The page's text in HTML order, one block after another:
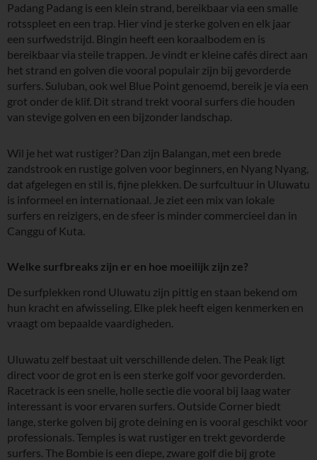
Padang Padang is een klein strand, bereikbaar via een smalle
rotsspleet en een trap. Hier vind je sterke golven en elk jaar
een surfwedstrijd. Bingin heeft een koraalbodem en is
bereikbaar via steile trappen. Je vindt er kleine cafés direct aan
het strand en golven die vooral populair zijn bij gevorderde
surfers. Suluban, ook wel Blue Point genoemd, bereik je via een
grot onder de klif. Dit strand trekt vooral surfers die houden
van stevige golven en een bijzonder landschap.
Wil je het wat rustiger? Dan zijn Balangan, met een brede
zandstrook en rustige golven voor beginners, en Nyang Nyang,
dat afgelegen en stil is, fijne plekken. De surfcultuur in Uluwatu
is informeel en internationaal. Je ziet een mix van lokale
surfers en reizigers, en de sfeer is minder commercieel dan in
Canggu of Kuta.
Welke surfbreaks zijn er en hoe moeilijk zijn ze?
De surfplekken rond Uluwatu zijn pittig en staan bekend om
hun kracht en afwisseling. Elke plek heeft eigen kenmerken en
vraagt om bepaalde vaardigheden.
Uluwatu zelf bestaat uit verschillende delen. The Peak ligt
direct voor de grot en is een sterke golf voor gevorderden.
Racetrack is een snelle, holle sectie die vooral bij laag water
interessant is voor ervaren surfers. Outside Corner biedt
lange, sterke golven bij grote deining en is vooral geschikt voor
professionals. Temples is wat rustiger en trekt gevorderde
surfers. The Bombie is een diepe, zware golf die bij grote